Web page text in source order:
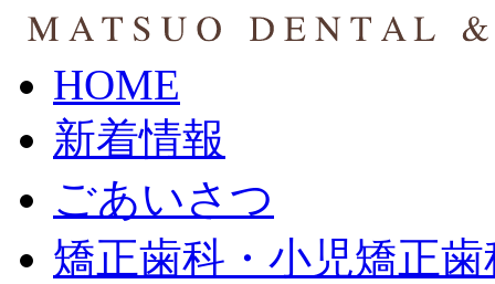
HOME
新着情報
ごあいさつ
矯正歯科・小児矯正歯